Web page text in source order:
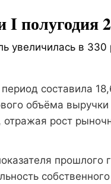
полугодия
увеличилась в
составила
объёма
рост
прошлого
собственного